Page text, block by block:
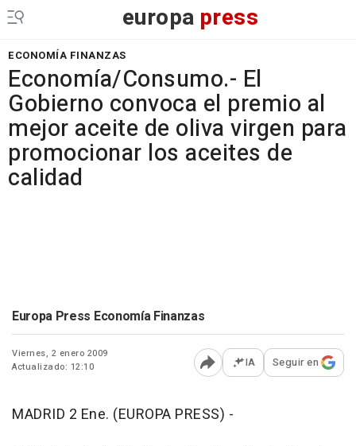
europa press
ECONOMÍA FINANZAS
Economía/Consumo.- El
Gobierno convoca el premio al
mejor aceite de oliva virgen para
promocionar los aceites de
calidad
Europa Press Economía Finanzas
Viernes, 2 enero 2009
Actualizado: 12:10
Abrir opciones para
IA Seguir en
MADRID 2 Ene. (EUROPA PRESS) -